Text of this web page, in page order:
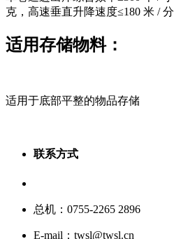
克，高速垂直升降速度≤180 米 /
适用存储物料：
适用于底部平整的物品存储
联系方式
总机：0755-2265 2896
E-mail：twsl@twsl.cn